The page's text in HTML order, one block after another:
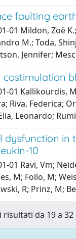
faulting
01 Mildon, Zoë
M.; Toda,
Jennifer;
costimulation
01 Kallikourdis,
Riva, Federica;
Leonardo;
dysfunction in
10
01 Ravi, Vm;
M; Follo, M;
R; Prinz, M;
da 19 a 32